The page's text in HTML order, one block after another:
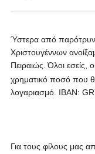
Ύστερα από
Χριστουγέννων
Πειραιώς. Όλοι εσείς,
χρηματικό ποσό που
λογαριασμό. IBAN:
Για τους φίλους μας